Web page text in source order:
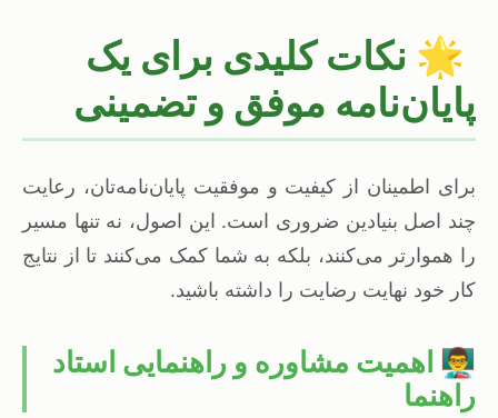
🌟 نکات کلیدی برای یک
پایان‌نامه موفق و تضمینی
برای اطمینان از کیفیت و موفقیت پایان‌نامه‌تان، رعایت
چند اصل بنیادین ضروری است. این اصول، نه تنها مسیر
را هموارتر می‌کنند، بلکه به شما کمک می‌کنند تا از نتایج
کار خود نهایت رضایت را داشته باشید.
👨‍🏫 اهمیت مشاوره و راهنمایی استاد
راهنما